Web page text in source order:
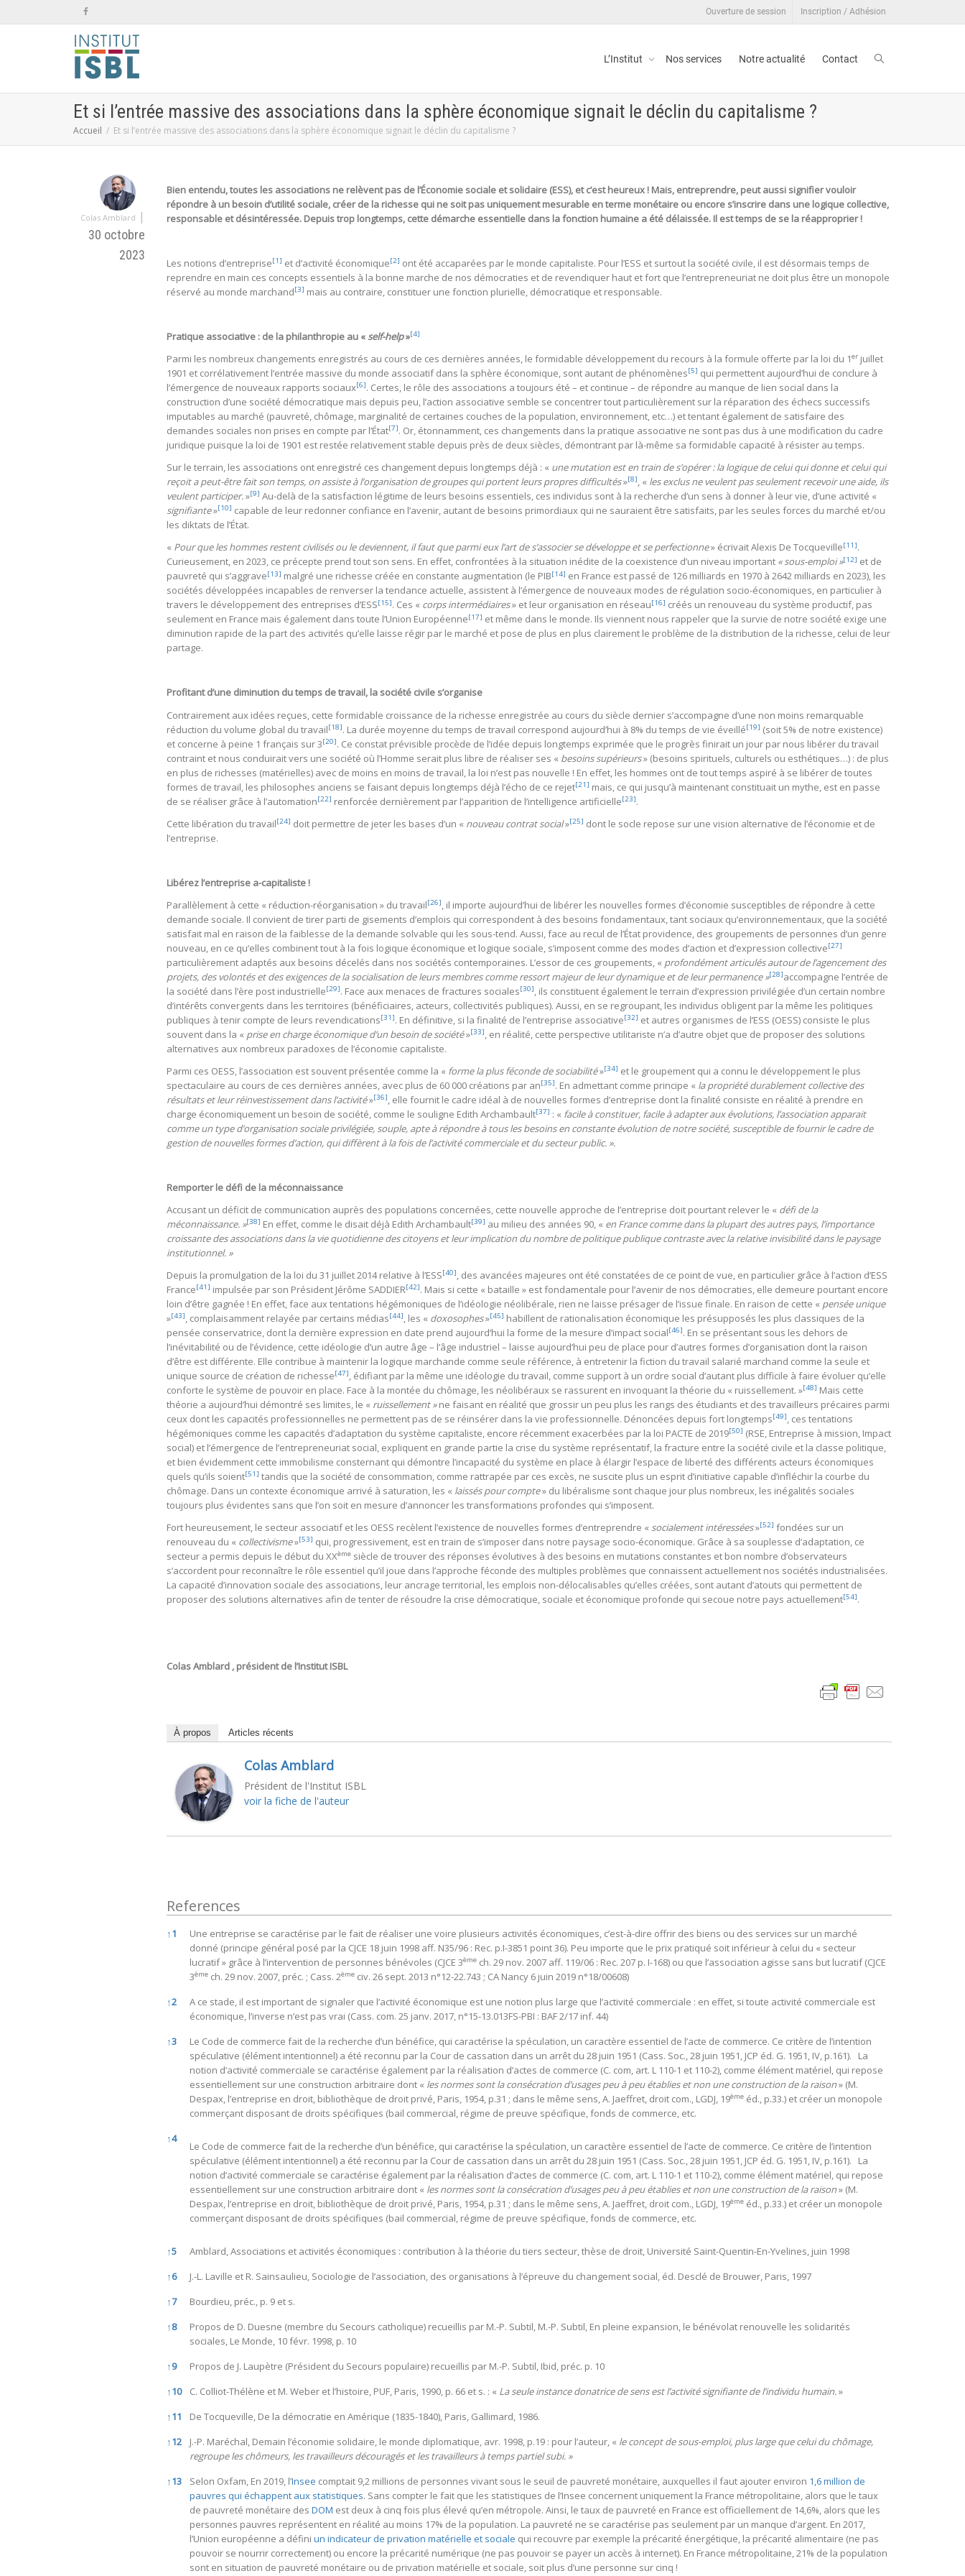
Ouverture de session Inscription / Adhésion
L’Institut Nos services Notre actualité Contact
Et si l’entrée massive des associations dans la sphère économique signait le déclin du capitalisme ?
Accueil Et si l’entrée massive des associations dans la sphère économique signait le déclin du capitalisme ?
Colas Amblard |
30 octobre
2023
Bien entendu, toutes les associations ne relèvent pas de l’Économie sociale et solidaire (ESS), et c’est heureux ! Mais, entreprendre, peut aussi signifier vouloir
répondre à un besoin d’utilité sociale, créer de la richesse qui ne soit pas uniquement mesurable en terme monétaire ou encore s’inscrire dans une logique collective,
responsable et désintéressée. Depuis trop longtemps, cette démarche essentielle dans la fonction humaine a été délaissée. Il est temps de se la réapproprier !
Les notions d’entreprise[1] et d’activité économique[2] ont été accaparées par le monde capitaliste. Pour l’ESS et surtout la société civile, il est désormais temps de
reprendre en main ces concepts essentiels à la bonne marche de nos démocraties et de revendiquer haut et fort que l’entrepreneuriat ne doit plus être un monopole
réservé au monde marchand[3] mais au contraire, constituer une fonction plurielle, démocratique et responsable.
Pratique associative : de la philanthropie au « self-help»[4]
Parmi les nombreux changements enregistrés au cours de ces dernières années, le formidable développement du recours à la formule offerte par la loi du 1er juillet
1901 et corrélativement l’entrée massive du monde associatif dans la sphère économique, sont autant de phénomènes[5] qui permettent aujourd’hui de conclure à
l’émergence de nouveaux rapports sociaux[6]. Certes, le rôle des associations a toujours été – et continue – de répondre au manque de lien social dans la
construction d’une société démocratique mais depuis peu, l’action associative semble se concentrer tout particulièrement sur la réparation des échecs successifs
imputables au marché (pauvreté, chômage, marginalité de certaines couches de la population, environnement, etc…) et tentant également de satisfaire des
demandes sociales non prises en compte par l’État[7]. Or, étonnamment, ces changements dans la pratique associative ne sont pas dus à une modification du cadre
juridique puisque la loi de 1901 est restée relativement stable depuis près de deux siècles, démontrant par là-même sa formidable capacité à résister au temps.
Sur le terrain, les associations ont enregistré ces changement depuis longtemps déjà : « une mutation est en train de s’opérer : la logique de celui qui donne et celui qui
reçoit a peut-être fait son temps, on assiste à l’organisation de groupes qui portent leurs propres difficultés»[8], « les exclus ne veulent pas seulement recevoir une aide, ils
veulent participer.»[9] Au-delà de la satisfaction légitime de leurs besoins essentiels, ces individus sont à la recherche d’un sens à donner à leur vie, d’une activité «
signifiante»[10] capable de leur redonner confiance en l’avenir, autant de besoins primordiaux qui ne sauraient être satisfaits, par les seules forces du marché et/ou
les diktats de l’État.
« Pour que les hommes restent civilisés ou le deviennent, il faut que parmi eux l’art de s’associer se développe et se perfectionne» écrivait Alexis De Tocqueville[11].
Curieusement, en 2023, ce précepte prend tout son sens. En effet, confrontées à la situation inédite de la coexistence d’un niveau important « sous-emploi »[12] et de
pauvreté qui s’aggrave[13] malgré une richesse créée en constante augmentation (le PIB[14] en France est passé de 126 milliards en 1970 à 2642 milliards en 2023), les
sociétés développées incapables de renverser la tendance actuelle, assistent à l’émergence de nouveaux modes de régulation socio-économiques, en particulier à
travers le développement des entreprises d’ESS[15]. Ces « corps intermédiaires» et leur organisation en réseau[16] créés un renouveau du système productif, pas
seulement en France mais également dans toute l’Union Européenne[17] et même dans le monde. Ils viennent nous rappeler que la survie de notre société exige une
diminution rapide de la part des activités qu’elle laisse régir par le marché et pose de plus en plus clairement le problème de la distribution de la richesse, celui de leur
partage.
Profitant d’une diminution du temps de travail, la société civile s’organise
Contrairement aux idées reçues, cette formidable croissance de la richesse enregistrée au cours du siècle dernier s’accompagne d’une non moins remarquable
réduction du volume global du travail[18]. La durée moyenne du temps de travail correspond aujourd’hui à 8% du temps de vie éveillé[19] (soit 5% de notre existence)
et concerne à peine 1 français sur 3[20]. Ce constat prévisible procède de l’idée depuis longtemps exprimée que le progrès finirait un jour par nous libérer du travail
contraint et nous conduirait vers une société où l’Homme serait plus libre de réaliser ses « besoins supérieurs» (besoins spirituels, culturels ou esthétiques…) : de plus
en plus de richesses (matérielles) avec de moins en moins de travail, la loi n’est pas nouvelle ! En effet, les hommes ont de tout temps aspiré à se libérer de toutes
formes de travail, les philosophes anciens se faisant depuis longtemps déjà l’écho de ce rejet[21] mais, ce qui jusqu’à maintenant constituait un mythe, est en passe
de se réaliser grâce à l’automation[22] renforcée dernièrement par l’apparition de l’intelligence artificielle[23].
Cette libération du travail[24] doit permettre de jeter les bases d’un « nouveau contrat social»[25] dont le socle repose sur une vision alternative de l’économie et de
l’entreprise.
Libérez l’entreprise a-capitaliste !
Parallèlement à cette « réduction-réorganisation » du travail[26], il importe aujourd’hui de libérer les nouvelles formes d’économie susceptibles de répondre à cette
demande sociale. Il convient de tirer parti de gisements d’emplois qui correspondent à des besoins fondamentaux, tant sociaux qu’environnementaux, que la société
satisfait mal en raison de la faiblesse de la demande solvable qui les sous-tend. Aussi, face au recul de l’État providence, des groupements de personnes d’un genre
nouveau, en ce qu’elles combinent tout à la fois logique économique et logique sociale, s’imposent comme des modes d’action et d’expression collective[27]
particulièrement adaptés aux besoins décelés dans nos sociétés contemporaines. L’essor de ces groupements, « profondément articulés autour de l’agencement des
projets, des volontés et des exigences de la socialisation de leurs membres comme ressort majeur de leur dynamique et de leur permanence »[28]accompagne l’entrée de
la société dans l’ère post industrielle[29]. Face aux menaces de fractures sociales[30], ils constituent également le terrain d’expression privilégiée d’un certain nombre
d’intérêts convergents dans les territoires (bénéficiaires, acteurs, collectivités publiques). Aussi, en se regroupant, les individus obligent par la même les politiques
publiques à tenir compte de leurs revendications[31]. En définitive, si la finalité de l’entreprise associative[32] et autres organismes de l’ESS (OESS) consiste le plus
souvent dans la « prise en charge économique d’un besoin de société»[33], en réalité, cette perspective utilitariste n’a d’autre objet que de proposer des solutions
alternatives aux nombreux paradoxes de l’économie capitaliste.
Parmi ces OESS, l’association est souvent présentée comme la « forme la plus féconde de sociabilité»[34] et le groupement qui a connu le développement le plus
spectaculaire au cours de ces dernières années, avec plus de 60 000 créations par an[35]. En admettant comme principe « la propriété durablement collective des
résultats et leur réinvestissement dans l’activité»[36], elle fournit le cadre idéal à de nouvelles formes d’entreprise dont la finalité consiste en réalité à prendre en
charge économiquement un besoin de société, comme le souligne Edith Archambault[37] : « facile à constituer, facile à adapter aux évolutions, l’association apparait
comme un type d’organisation sociale privilégiée, souple, apte à répondre à tous les besoins en constante évolution de notre société, susceptible de fournir le cadre de
gestion de nouvelles formes d’action, qui diffèrent à la fois de l’activité commerciale et du secteur public. ».
Remporter le défi de la méconnaissance
Accusant un déficit de communication auprès des populations concernées, cette nouvelle approche de l’entreprise doit pourtant relever le « défi de la
méconnaissance. »[38] En effet, comme le disait déjà Edith Archambault[39] au milieu des années 90, « en France comme dans la plupart des autres pays, l’importance
croissante des associations dans la vie quotidienne des citoyens et leur implication du nombre de politique publique contraste avec la relative invisibilité dans le paysage
institutionnel. »
Depuis la promulgation de la loi du 31 juillet 2014 relative à l’ESS[40], des avancées majeures ont été constatées de ce point de vue, en particulier grâce à l’action d’ESS
France[41] impulsée par son Président Jérôme SADDIER[42]. Mais si cette « bataille » est fondamentale pour l’avenir de nos démocraties, elle demeure pourtant encore
loin d’être gagnée ! En effet, face aux tentations hégémoniques de l’idéologie néolibérale, rien ne laisse présager de l’issue finale. En raison de cette « pensée unique
»[43], complaisamment relayée par certains médias[44], les « doxosophes»[45] habillent de rationalisation économique les présupposés les plus classiques de la
pensée conservatrice, dont la dernière expression en date prend aujourd’hui la forme de la mesure d’impact social[46]. En se présentant sous les dehors de
l’inévitabilité ou de l’évidence, cette idéologie d’un autre âge – l’âge industriel – laisse aujourd’hui peu de place pour d’autres formes d’organisation dont la raison
d’être est différente. Elle contribue à maintenir la logique marchande comme seule référence, à entretenir la fiction du travail salarié marchand comme la seule et
unique source de création de richesse[47], édifiant par la même une idéologie du travail, comme support à un ordre social d’autant plus difficile à faire évoluer qu’elle
conforte le système de pouvoir en place. Face à la montée du chômage, les néolibéraux se rassurent en invoquant la théorie du « ruissellement. »[48] Mais cette
théorie a aujourd’hui démontré ses limites, le « ruissellement »ne faisant en réalité que grossir un peu plus les rangs des étudiants et des travailleurs précaires parmi
ceux dont les capacités professionnelles ne permettent pas de se réinsérer dans la vie professionnelle. Dénoncées depuis fort longtemps[49], ces tentations
hégémoniques comme les capacités d’adaptation du système capitaliste, encore récemment exacerbées par la loi PACTE de 2019[50] (RSE, Entreprise à mission, Impact
social) et l’émergence de l’entrepreneuriat social, expliquent en grande partie la crise du système représentatif, la fracture entre la société civile et la classe politique,
et bien évidemment cette immobilisme consternant qui démontre l’incapacité du système en place à élargir l’espace de liberté des différents acteurs économiques
quels qu’ils soient[51] tandis que la société de consommation, comme rattrapée par ces excès, ne suscite plus un esprit d’initiative capable d’infléchir la courbe du
chômage. Dans un contexte économique arrivé à saturation, les « laissés pour compte» du libéralisme sont chaque jour plus nombreux, les inégalités sociales
toujours plus évidentes sans que l’on soit en mesure d’annoncer les transformations profondes qui s’imposent.
Fort heureusement, le secteur associatif et les OESS recèlent l’existence de nouvelles formes d’entreprendre « socialement intéressées»[52] fondées sur un
renouveau du « collectivisme»[53] qui, progressivement, est en train de s’imposer dans notre paysage socio-économique. Grâce à sa souplesse d’adaptation, ce
secteur a permis depuis le début du XXème siècle de trouver des réponses évolutives à des besoins en mutations constantes et bon nombre d’observateurs
s’accordent pour reconnaître le rôle essentiel qu’il joue dans l’approche féconde des multiples problèmes que connaissent actuellement nos sociétés industrialisées.
La capacité d’innovation sociale des associations, leur ancrage territorial, les emplois non-délocalisables qu’elles créées, sont autant d’atouts qui permettent de
proposer des solutions alternatives afin de tenter de résoudre la crise démocratique, sociale et économique profonde qui secoue notre pays actuellement[54].
Colas Amblard , président de l’Institut ISBL
À propos Articles récents
Colas Amblard
Président de l'Institut ISBL
voir la fiche de l'auteur
References
References
↑1
Une entreprise se caractérise par le fait de réaliser une voire plusieurs activités économiques, c’est-à-dire offrir des biens ou des services sur un marché
donné (principe général posé par la CJCE 18 juin 1998 aff. N35/96 : Rec. p.I-3851 point 36). Peu importe que le prix pratiqué soit inférieur à celui du « secteur
lucratif » grâce à l’intervention de personnes bénévoles (CJCE 3ème ch. 29 nov. 2007 aff. 119/06 : Rec. 207 p. I-168) ou que l’association agisse sans but lucratif (CJCE
3ème ch. 29 nov. 2007, préc. ; Cass. 2ème civ. 26 sept. 2013 n°12-22.743 ; CA Nancy 6 juin 2019 n°18/00608)
↑2
A ce stade, il est important de signaler que l’activité économique est une notion plus large que l’activité commerciale : en effet, si toute activité commerciale est
économique, l’inverse n’est pas vrai (Cass. com. 25 janv. 2017, n°15-13.013FS-PBI : BAF 2/17 inf. 44)
↑3
Le Code de commerce fait de la recherche d’un bénéfice, qui caractérise la spéculation, un caractère essentiel de l’acte de commerce. Ce critère de l’intention
spéculative (élément intentionnel) a été reconnu par la Cour de cassation dans un arrêt du 28 juin 1951 (Cass. Soc., 28 juin 1951, JCP éd. G. 1951, IV, p.161). La
notion d’activité commerciale se caractérise également par la réalisation d’actes de commerce (C. com, art. L 110-1 et 110-2), comme élément matériel, qui repose
essentiellement sur une construction arbitraire dont « les normes sont la consécration d’usages peu à peu établies et non une construction de la raison» (M.
Despax, l’entreprise en droit, bibliothèque de droit privé, Paris, 1954, p.31 ; dans le même sens, A. Jaeffret, droit com., LGDJ, 19ème éd., p.33.) et créer un monopole
commerçant disposant de droits spécifiques (bail commercial, régime de preuve spécifique, fonds de commerce, etc.
↑4
Le Code de commerce fait de la recherche d’un bénéfice, qui caractérise la spéculation, un caractère essentiel de l’acte de commerce. Ce critère de l’intention
spéculative (élément intentionnel) a été reconnu par la Cour de cassation dans un arrêt du 28 juin 1951 (Cass. Soc., 28 juin 1951, JCP éd. G. 1951, IV, p.161). La
notion d’activité commerciale se caractérise également par la réalisation d’actes de commerce (C. com, art. L 110-1 et 110-2), comme élément matériel, qui repose
essentiellement sur une construction arbitraire dont « les normes sont la consécration d’usages peu à peu établies et non une construction de la raison» (M.
Despax, l’entreprise en droit, bibliothèque de droit privé, Paris, 1954, p.31 ; dans le même sens, A. Jaeffret, droit com., LGDJ, 19ème éd., p.33.) et créer un monopole
commerçant disposant de droits spécifiques (bail commercial, régime de preuve spécifique, fonds de commerce, etc.
↑5
Amblard, Associations et activités économiques : contribution à la théorie du tiers secteur, thèse de droit, Université Saint-Quentin-En-Yvelines, juin 1998
↑6
J.-L. Laville et R. Sainsaulieu, Sociologie de l’association, des organisations à l’épreuve du changement social, éd. Desclé de Brouwer, Paris, 1997
↑7
Bourdieu, préc., p. 9 et s.
↑8
Propos de D. Duesne (membre du Secours catholique) recueillis par M.-P. Subtil, M.-P. Subtil, En pleine expansion, le bénévolat renouvelle les solidarités
sociales, Le Monde, 10 févr. 1998, p. 10
↑9
Propos de J. Laupètre (Président du Secours populaire) recueillis par M.-P. Subtil, Ibid, préc. p. 10
↑10 C. Colliot-Thélène et M. Weber et l’histoire, PUF, Paris, 1990, p. 66 et s. : « La seule instance donatrice de sens est l’activité signifiante de l’individu humain.»
↑11
De Tocqueville, De la démocratie en Amérique (1835-1840), Paris, Gallimard, 1986.
↑12 J.-P. Maréchal, Demain l’économie solidaire, le monde diplomatique, avr. 1998, p.19 : pour l’auteur, « le concept de sous-emploi, plus large que celui du chômage,
regroupe les chômeurs, les travailleurs découragés et les travailleurs à temps partiel subi. »
↑13 Selon Oxfam, En 2019, l’Insee comptait 9,2 millions de personnes vivant sous le seuil de pauvreté monétaire, auxquelles il faut ajouter environ 1,6 million de
pauvres qui échappent aux statistiques. Sans compter le fait que les statistiques de l’Insee concernent uniquement la France métropolitaine, alors que le taux
de pauvreté monétaire des DOM est deux à cinq fois plus élevé qu’en métropole. Ainsi, le taux de pauvreté en France est officiellement de 14,6%, alors que les
personnes pauvres représentent en réalité au moins 17% de la population. La pauvreté ne se caractérise pas seulement par un manque d’argent. En 2017,
l’Union européenne a défini un indicateur de privation matérielle et sociale qui recouvre par exemple la précarité énergétique, la précarité alimentaire (ne pas
pouvoir se nourrir correctement) ou encore la précarité numérique (ne pas pouvoir se payer un accès à internet). En France métropolitaine, 21% de la population
sont en situation de pauvreté monétaire ou de privation matérielle et sociale, soit plus d’une personne sur cinq !